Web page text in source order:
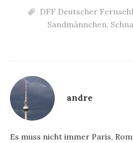
DFF Deutscher
Sandmännchen,
andre
Es muss nicht immer Paris,